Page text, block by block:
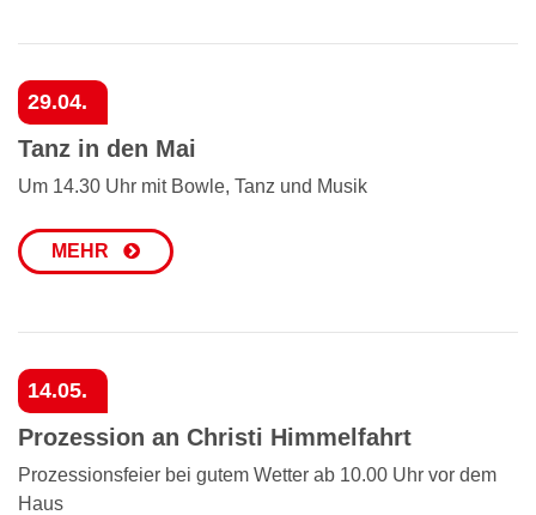
29.04.
Tanz in den Mai
Um 14.30 Uhr mit Bowle, Tanz und Musik
MEHR
14.05.
Prozession an Christi Himmelfahrt
Prozessionsfeier bei gutem Wetter ab 10.00 Uhr vor dem
Haus